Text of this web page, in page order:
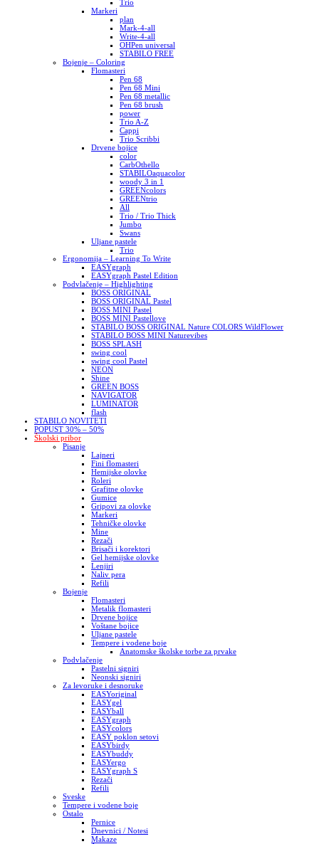
Trio
Markeri
plan
Mark-4-all
Write-4-all
OHPen universal
STABILO FREE
Bojenje – Coloring
Flomasteri
Pen 68
Pen 68 Mini
Pen 68 metallic
Pen 68 brush
power
Trio A-Z
Cappi
Trio Scribbi
Drvene bojice
color
CarbOthello
STABILOaquacolor
woody 3 in 1
GREENcolors
GREENtrio
All
Trio / Trio Thick
Jumbo
Swans
Uljane pastele
Trio
Ergonomija – Learning To Write
EASYgraph
EASYgraph Pastel Edition
Podvlačenje – Highlighting
BOSS ORIGINAL
BOSS ORIGINAL Pastel
BOSS MINI Pastel
BOSS MINI Pastellove
STABILO BOSS ORIGINAL Nature COLORS WildFlower
STABILO BOSS MINI Naturevibes
BOSS SPLASH
swing cool
swing cool Pastel
NEON
Shine
GREEN BOSS
NAVIGATOR
LUMINATOR
flash
STABILO NOVITETI
POPUST 30% – 50%
Školski pribor
Pisanje
Lajneri
Fini flomasteri
Hemijske olovke
Roleri
Grafitne olovke
Gumice
Gripovi za olovke
Markeri
Tehničke olovke
Mine
Rezači
Brisači i korektori
Gel hemijske olovke
Lenjiri
Naliv pera
Refili
Bojenje
Flomasteri
Metalik flomasteri
Drvene bojice
Voštane bojice
Uljane pastele
Tempere i vodene boje
Anatomske školske torbe za prvake
Podvlačenje
Pastelni signiri
Neonski signiri
Za levoruke i desnoruke
EASYoriginal
EASYgel
EASYball
EASYgraph
EASYcolors
EASY poklon setovi
EASYbirdy
EASYbuddy
EASYergo
EASYgraph S
Rezači
Refili
Sveske
Tempere i vodene boje
Ostalo
Pernice
Dnevnici / Notesi
Makaze